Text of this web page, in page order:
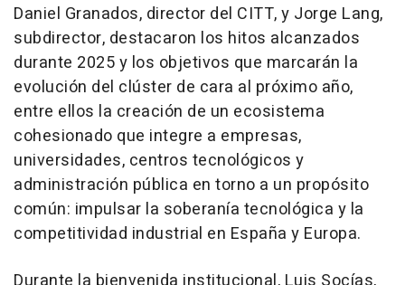
Daniel Granados, director del CITT, y Jorge Lang,
subdirector, destacaron los hitos alcanzados
durante 2025 y los objetivos que marcarán la
evolución del clúster de cara al próximo año,
entre ellos la creación de un ecosistema
cohesionado que integre a empresas,
universidades, centros tecnológicos y
administración pública en torno a un propósito
común: impulsar la soberanía tecnológica y la
competitividad industrial en España y Europa.